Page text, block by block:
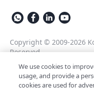
Chính sách Bảo mật
Chính sách An ninh
Copyright © 2009-2026
Reserved.
We use cookies to
usage, and provide a
cookies are used for